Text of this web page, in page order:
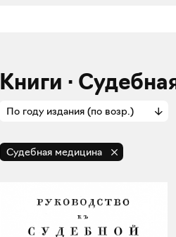
Книги ·
По году издания (по возр.)
Судебная медицина